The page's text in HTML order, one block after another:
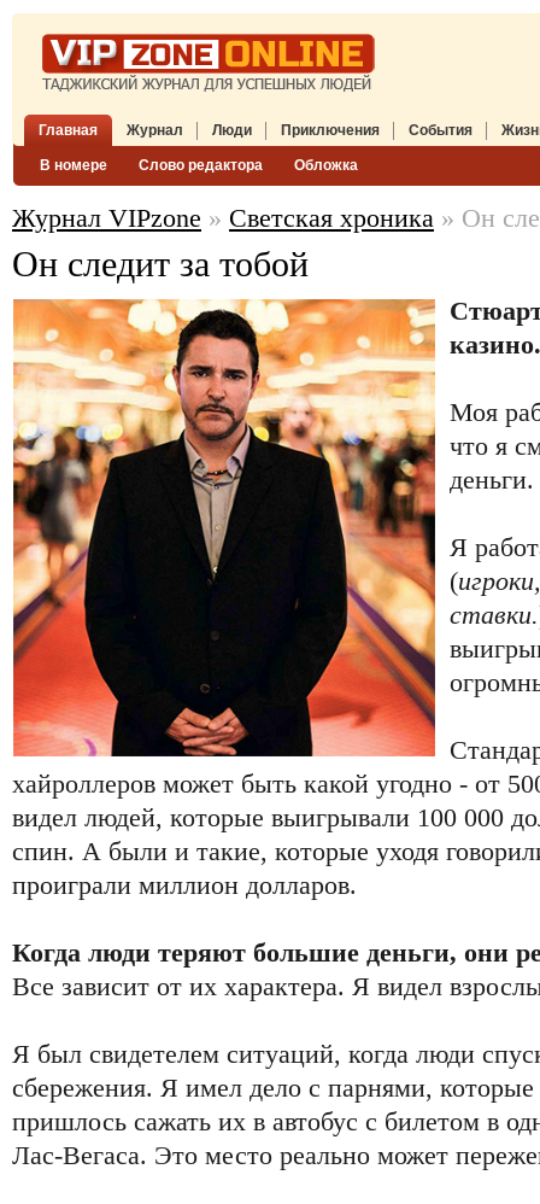
Главная Журнал
В номере Слово редактора Обложка
Люди Приключения События
Журнал VIPzone » Светская хроника » Он
Он следит за тобой
казино.
Моя
что я
деньги.
Я
(
ставки.
хайроллеров может быть какой угодно - от
видел людей, которые выигрывали 100 000
спин. А были и такие, которые уходя
проиграли миллион долларов.
Когда люди теряют большие деньги, они
Все зависит от их характера. Я видел
Я был свидетелем ситуаций, когда люди
сбережения. Я имел дело с парнями,
пришлось сажать их в автобус с билетом в
Лас-Вегаса. Это место реально может